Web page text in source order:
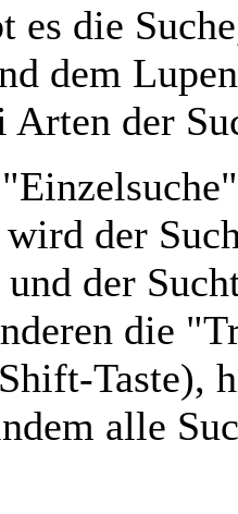
es die
dem
Arten der
wird der
und der
die
Taste),
alle